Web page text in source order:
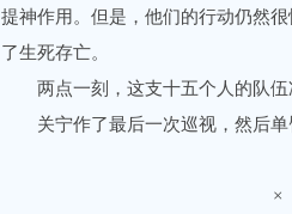
提神作用。但是，他们的行动仍然
了生死存亡。
两点一刻，这支十五个人的队伍
关宁作了最后一次巡视，然后单